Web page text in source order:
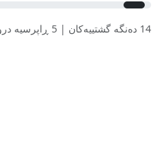
14 دەنگە گشتییەکان | 5 ڕاپرسیە دروستکراوەکان